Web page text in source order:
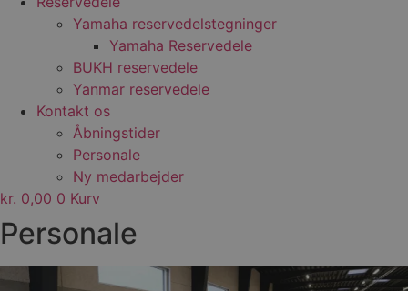
Yamaha reservedelstegninger
Yamaha Reservedele
BUKH reservedele
Yanmar reservedele
Kontakt os
Åbningstider
Personale
Ny medarbejder
kr. 0,00 0 Kurv
Personale